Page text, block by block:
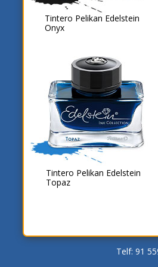
Tintero Pelikan Edelstein
Onyx
Tintero Pelikan Edelstein
Topaz
Telf: 91